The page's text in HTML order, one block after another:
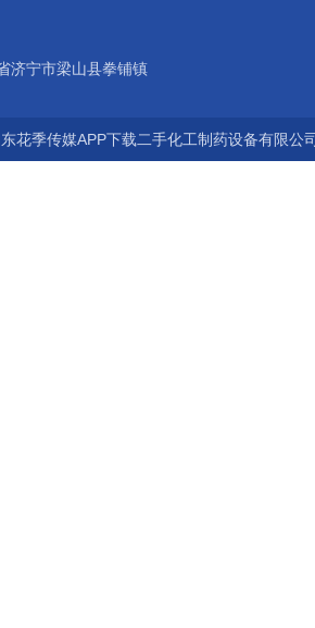
济宁市梁山县拳铺镇
花季传媒APP下载二手化工制药设备有限公